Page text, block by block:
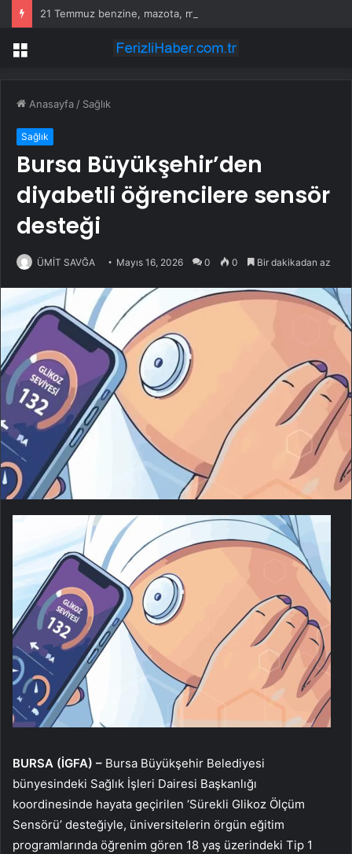
Menü
Anasayfa / Sağlık
Sağlık
Bursa Büyükşehir’den
diyabetli öğrencilere sensör
desteği
ÜMİT SAVĞA Mayıs 16, 2026 0 0 Bir dakikadan az
BURSA (İGFA) – Bursa Büyükşehir Belediyesi
bünyesindeki Sağlık İşleri Dairesi Başkanlığı
koordinesinde hayata geçirilen ‘Sürekli Glikoz Ölçüm
Sensörü’ desteğiyle, üniversitelerin örgün eğitim
programlarında öğrenim gören 18 yaş üzerindeki Tip 1